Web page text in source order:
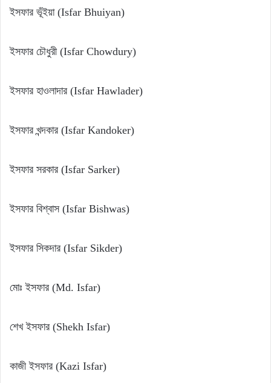
ইসফার ভূঁইয়া (Isfar Bhuiyan)
ইসফার চৌধুরী (Isfar Chowdury)
ইসফার হাওলাদার (Isfar Hawlader)
ইসফার খন্দকার (Isfar Kandoker)
ইসফার সরকার (Isfar Sarker)
ইসফার বিশ্বাস (Isfar Bishwas)
ইসফার সিকদার (Isfar Sikder)
মোঃ ইসফার (Md. Isfar)
শেখ ইসফার (Shekh Isfar)
কাজী ইসফার (Kazi Isfar)